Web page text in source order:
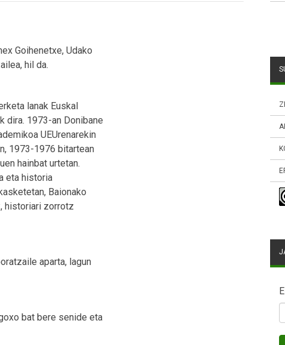
Goihenetxe, Udako
hil da.
lanak Euskal
dira. 1973-an Donibane
UEUrenarekin
1973-1976 bitartean
hainbat urtetan.
eta historia
Baionako
historiari zorrotz
aparta, lagun
bat bere senide eta